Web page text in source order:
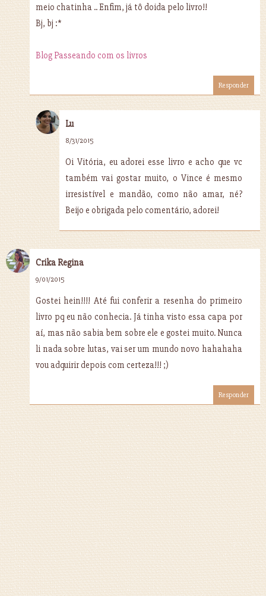
meio chatinha .. Enfim, já tô doida pelo livro!!
Bj, bj :*
Blog Passeando com os livros
Responder
Lu
8/31/2015
Oi Vitória, eu adorei esse livro e acho que vc
também vai gostar muito, o Vince é mesmo
irresistível e mandão, como não amar, né?
Beijo e obrigada pelo comentário, adorei!
Crika Regina
9/01/2015
Gostei hein!!!! Até fui conferir a resenha do primeiro
livro pq eu não conhecia. Já tinha visto essa capa por
aí, mas não sabia bem sobre ele e gostei muito. Nunca
li nada sobre lutas, vai ser um mundo novo hahahaha
vou adquirir depois com certeza!!! ;)
Responder